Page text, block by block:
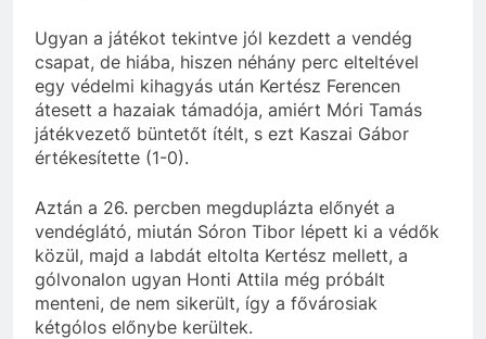
Ugyan a játékot tekintve jól kezdett a vendég
csapat, de hiába, hiszen néhány perc elteltével
egy védelmi kihagyás után Kertész Ferencen
átesett a hazaiak támadója, amiért Móri Tamás
játékvezető büntetőt ítélt, s ezt Kaszai Gábor
értékesítette (1-0).
Aztán a 26. percben megduplázta előnyét a
vendéglátó, miután Sóron Tibor lépett ki a védők
közül, majd a labdát eltolta Kertész mellett, a
gólvonalon ugyan Honti Attila még próbált
menteni, de nem sikerült, így a fővárosiak
kétgólos előnybe kerültek.